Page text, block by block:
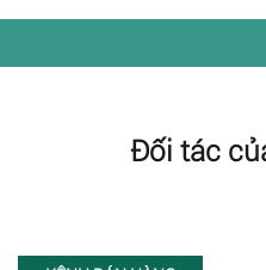
Đối tác